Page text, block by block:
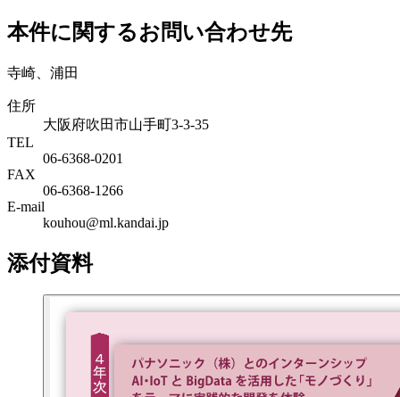
本件に関するお問い合わせ先
寺崎、浦田
住所
大阪府吹田市山手町3-3-35
TEL
06-6368-0201
FAX
06-6368-1266
E-mail
kouhou@ml.kandai.jp
添付資料